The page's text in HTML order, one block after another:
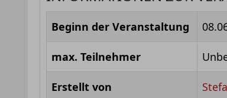
Beginn der Veranstaltung
max. Teilnehmer
Erstellt von